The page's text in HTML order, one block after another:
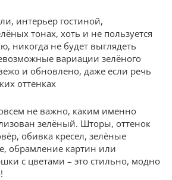
интерьер гостиной,
тонах, хоть и не пользуется
никогда не будет выглядеть
вариации зелёного
и обновлено, даже если речь
оттенках
не важно, каким именно
зелёный. Шторы, оттенок
обивка кресел, зелёные
обрамление картин или
с цветами – это стильно, модно